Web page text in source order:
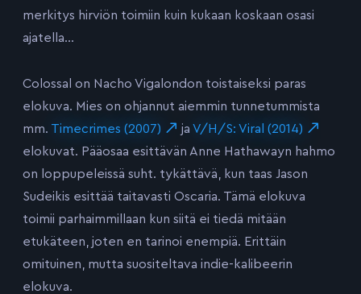
merkitys hirviön toimiin kuin kukaan koskaan osasi
ajatella…
Colossal on Nacho Vigalondon toistaiseksi paras
elokuva. Mies on ohjannut aiemmin tunnetummista
mm. Timecrimes (2007) ja V/H/S: Viral (2014)
elokuvat. Pääosaa esittävän Anne Hathawayn hahmo
on loppupeleissä suht. tykättävä, kun taas Jason
Sudeikis esittää taitavasti Oscaria. Tämä elokuva
toimii parhaimmillaan kun siitä ei tiedä mitään
etukäteen, joten en tarinoi enempiä. Erittäin
omituinen, mutta suositeltava indie-kalibeerin
elokuva.